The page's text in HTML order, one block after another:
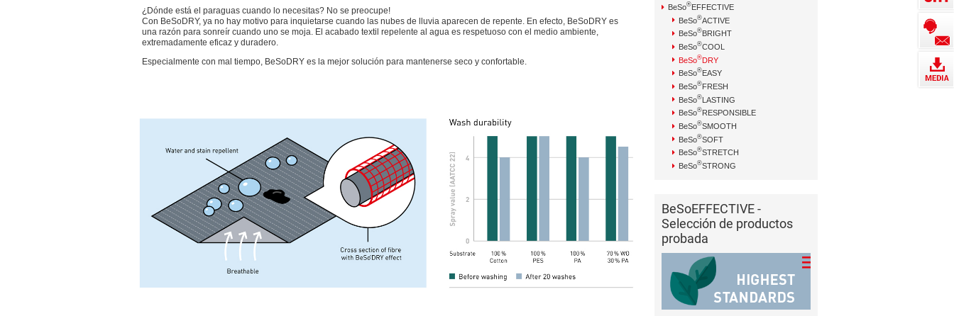
¿Dónde está el paraguas cuando lo necesitas? No se preocupe!
Con BeSoDRY, ya no hay motivo para inquietarse cuando las nubes de lluvia aparecen de repente. En efecto, BeSoDRY es
una razón para sonreír cuando uno se moja. El acabado textil repelente al agua es respetuoso con el medio ambiente,
extremadamente eficaz y duradero.
Especialmente con mal tiempo, BeSoDRY es la mejor solución para mantenerse seco y confortable.
BeSo®EFFECTIVE
BeSo®ACTIVE
BeSo®BRIGHT
BeSo®COOL
BeSo®DRY
BeSo®EASY
BeSo®FRESH
BeSo®LASTING
BeSo®RESPONSIBLE
BeSo®SMOOTH
BeSo®SOFT
BeSo®STRETCH
BeSo®STRONG
BeSoEFFECTIVE -
Selección de productos
probada